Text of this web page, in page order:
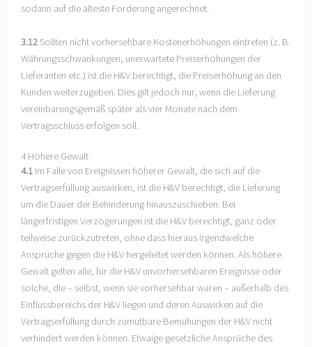
sodann auf die älteste Forderung angerechnet.
3.12 Sollten nicht vorhersehbare Kostenerhöhungen eintreten (z. B.
Währungsschwankungen, unerwartete Preiserhöhungen der
Lieferanten etc.) ist die H&V berechtigt, die Preiserhöhung an den
Kunden weiterzugeben. Dies gilt jedoch nur, wenn die Lieferung
vereinbarungsgemäß später als vier Monate nach dem
Vertragsschluss erfolgen soll.
4 Höhere Gewalt
4.1 Im Falle von Ereignissen höherer Gewalt, die sich auf die
Vertragserfüllung auswirken, ist die H&V berechtigt, die Lieferung
um die Dauer der Behinderung hinauszuschieben. Bei
längerfristigen Verzögerungen ist die H&V berechtigt, ganz oder
teilweise zurückzutreten, ohne dass hieraus irgendwelche
Ansprüche gegen die H&V hergeleitet werden können. Als höhere
Gewalt gelten alle, für die H&V unvorhersehbaren Ereignisse oder
solche, die – selbst, wenn sie vorhersehbar waren – außerhalb des
Einflussbereichs der H&V liegen und deren Auswirken auf die
Vertragserfüllung durch zumutbare Bemühungen der H&V nicht
verhindert werden können. Etwaige gesetzliche Ansprüche des